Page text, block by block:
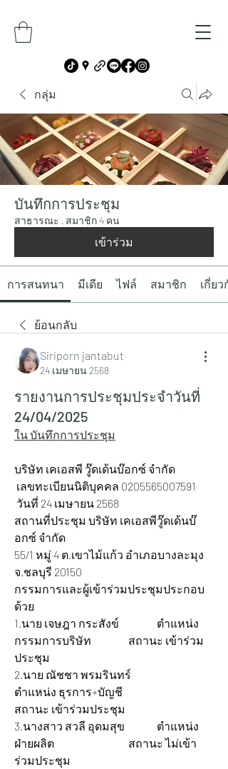
กลุ่ม
บันทึกการประชุม
สาธารณะ · สมาชิก 4 คน
เข้าร่วม
การสนทนา มีเดีย ไฟล์ สมาชิก เกี่ยว
ย้อนกลับ
Siriporn jantabut
24 เมษายน 2568
รายงานการประชุมประจำวันที่
24/04/2025
ใน บันทึกการประชุม
บริษัท เคเอสพี วู๊ดเด้นบ๊อกซ์ จำกัด
เลขทะเบียนนิติบุคคล 0205565007591
วันที่ 24 เมษายน 2568
สถานที่ประชุม บริษัท เคเอสพีวู๊ดเด้นบ๊
อกซ์ จำกัด
55/1 หมู่ 4 ต.เขาไม้แก้ว อำเภอบางละมุง
จ.ชลบุรี 20150
กรรมการและผู้เข้าร่วมประชุมประกอบ
ด้วย
1.นาย เจษฎา กระสังข์ 		ตำแหน่ง
กรรมการบริษัท 		สถานะ เข้าร่วม
ประชุม
2.นาย ณัชชา พรมรินทร์
ตำแหน่ง ธุรการ+บัญชี
สถานะ เข้าร่วมประชุม
3.นางสาว สวลี อุดมสุข 		ตำแหน่ง
ฝ่ายผลิต 			สถานะ ไม่เข้า
ร่วมประชุม